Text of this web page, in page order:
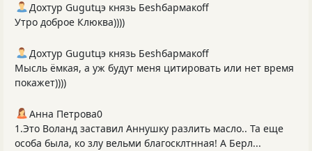
Дохтур Gugutцэ князь Беshбармакоff
Утро доброе Клюква))))
Дохтур Gugutцэ князь Беshбармакоff
Мысль ёмкая, а уж будут меня цитировать или нет время
покажет))))
Анна Петрова0
1.Это Воланд заставил Аннушку разлить масло.. Та еще
особа была, ко злу вельми благосклтнная! А Берл...